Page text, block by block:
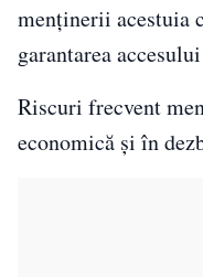
menținerii acestuia
garantarea
Riscuri frecvent
economică și în